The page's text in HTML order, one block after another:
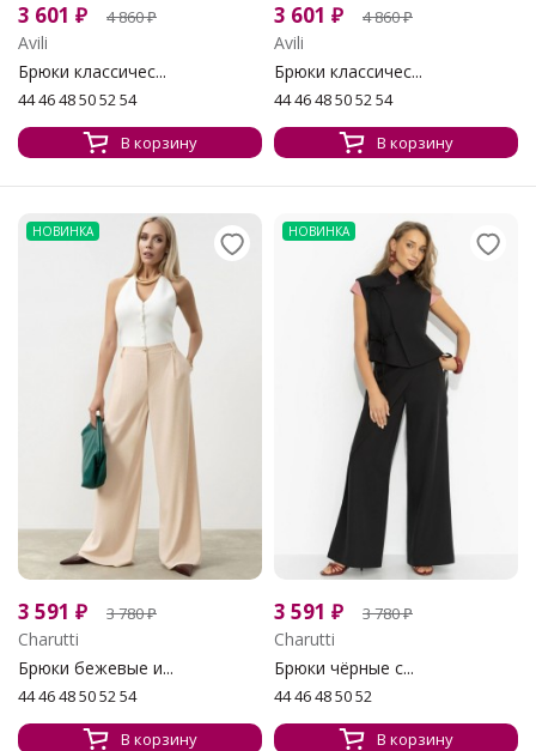
3 601 ₽ 4 860₽
Avili
Брюки классичес...
44 46 48 50 52 54
В корзину
3 601 ₽ 4 860₽
Avili
Брюки классичес...
44 46 48 50 52 54
В корзину
НОВИНКА
3 591 ₽ 3 780₽
Charutti
Брюки бежевые и...
44 46 48 50 52 54
В корзину
НОВИНКА
3 591 ₽ 3 780₽
Charutti
Брюки чёрные с...
44 46 48 50 52
В корзину